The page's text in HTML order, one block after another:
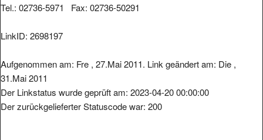
Tel.: 02736-5971 Fax: 02736-50291
LinkID: 2698197
Aufgenommen am: Fre , 27.Mai 2011. Link geändert am: Die ,
31.Mai 2011
Der Linkstatus wurde geprüft am: 2023-04-20 00:00:00
Der zurückgelieferter Statuscode war: 200